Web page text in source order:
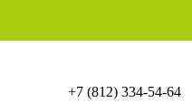
Вход Регистрация
+7 (812) 334-54-64